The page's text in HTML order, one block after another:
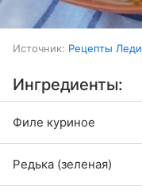
Источник: Рецепты
Ингредиенты:
Филе куриное
Редька (зеленая)